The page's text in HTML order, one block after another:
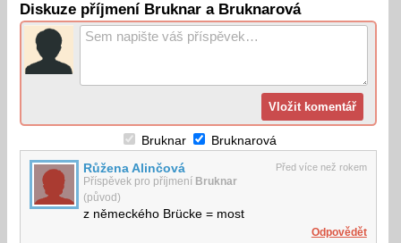
Diskuze příjmení Bruknar a Bruknarová
Bruknar Bruknarová
Před více než rokem
Růžena Alinčová
Příspěvek pro příjmení Bruknar
(původ)
z německého Brücke = most
Odpovědět